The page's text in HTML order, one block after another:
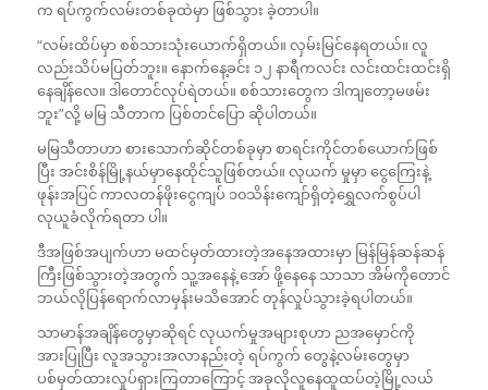
က ရပ်ကွက်လမ်းတစ်ခုထဲမှာ ဖြစ်သွား ခဲ့တာပါ။
“လမ်းထိပ်မှာ စစ်သားသုံးယောက်ရှိတယ်။ လှမ်းမြင်နေရတယ်။ လူ
လည်းသိပ်မပြတ်ဘူး။ နောက်နေ့ခင်း ၁၂ နာရီကလင်း လင်းထင်းထင်းရှိ
နေချိန်လေ။ ဒါတောင်လုပ်ရဲတယ်။ စစ်သားတွေက ဒါကျတော့မဖမ်း
ဘူး”လို့ မမြ သီတာက ပြစ်တင်ပြော ဆိုပါတယ်။
မမြသီတာဟာ စားသောက်ဆိုင်တစ်ခုမှာ စာရင်းကိုင်တစ်ယောက်ဖြစ်
ပြီး အင်းစိန်မြို့နယ်မှာနေထိုင်သူဖြစ်တယ်။ လုယက် မှုမှာ ငွေကြေးနဲ့
ဖုန်းအပြင် ကာလတန်ဖိုးငွေကျပ် ၁၀သိန်းကျော်ရှိတဲ့ရွှေလက်စွပ်ပါ
လုယူခံလိုက်ရတာ ပါ။
ဒီအဖြစ်အပျက်ဟာ မထင်မှတ်ထားတဲ့အနေအထားမှာ မြန်မြန်ဆန်ဆန်
ကြီးဖြစ်သွားတဲ့အတွက် သူ့အနေနဲ့ အော် ဖို့နေနေ သာသာ အိမ်ကိုတောင်
ဘယ်လိုပြန်ရောက်လာမှန်းမသိအောင် တုန်လှုပ်သွားခဲ့ရပါတယ်။
သာမာန်အချိန်တွေမှာဆိုရင် လုယက်မှုအများစုဟာ ညအမှောင်ကို
အားပြုပြီး လူအသွားအလာနည်းတဲ့ ရပ်ကွက် တွေနဲ့လမ်းတွေမှာ
ပစ်မှတ်ထားလှုပ်ရှားကြတာကြောင့် အခုလိုလူနေထူထပ်တဲ့မြို့လယ်